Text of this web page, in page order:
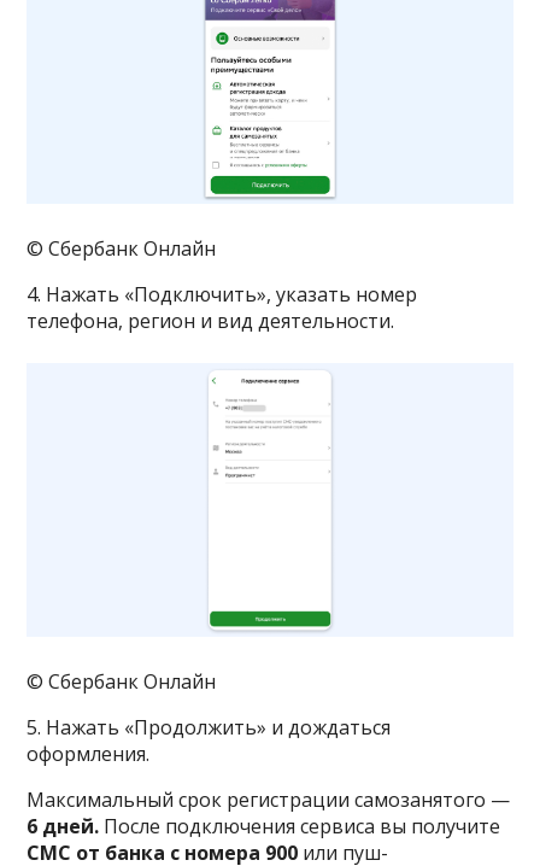
© Сбербанк Онлайн
4. Нажать «Подключить», указать номер
телефона, регион и вид деятельности.
© Сбербанк Онлайн
5. Нажать «Продолжить» и дождаться
оформления.
Максимальный срок регистрации самозанятого —
6 дней. После подключения сервиса вы получите
СМС от банка с номера 900 или пуш-